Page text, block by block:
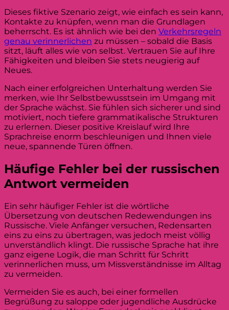
Dieses fiktive Szenario zeigt, wie einfach es sein kann,
Kontakte zu knüpfen, wenn man die Grundlagen
beherrscht. Es ist ähnlich wie bei den Verkehrsregeln
genau verinnerlichen zu müssen – sobald die Basis
sitzt, läuft alles wie von selbst. Vertrauen Sie auf Ihre
Fähigkeiten und bleiben Sie stets neugierig auf
Neues.
Nach einer erfolgreichen Unterhaltung werden Sie
merken, wie Ihr Selbstbewusstsein im Umgang mit
der Sprache wächst. Sie fühlen sich sicherer und sind
motiviert, noch tiefere grammatikalische Strukturen
zu erlernen. Dieser positive Kreislauf wird Ihre
Sprachreise enorm beschleunigen und Ihnen viele
neue, spannende Türen öffnen.
Häufige Fehler bei der russischen
Antwort vermeiden
Ein sehr häufiger Fehler ist die wörtliche
Übersetzung von deutschen Redewendungen ins
Russische. Viele Anfänger versuchen, Redensarten
eins zu eins zu übertragen, was jedoch meist völlig
unverständlich klingt. Die russische Sprache hat ihre
ganz eigene Logik, die man Schritt für Schritt
verinnerlichen muss, um Missverständnisse im Alltag
zu vermeiden.
Vermeiden Sie es auch, bei einer formellen
Begrüßung zu saloppe oder jugendliche Ausdrücke